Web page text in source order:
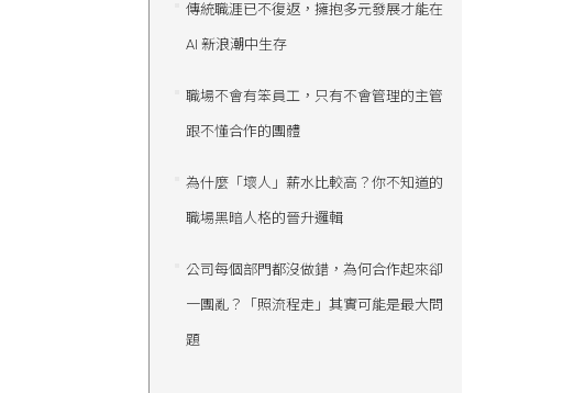
傳統職涯已不復返，擁抱多元發展才能在
AI 新浪潮中生存
職場不會有笨員工，只有不會管理的主管
跟不懂合作的團體
為什麼「壞人」薪水比較高？你不知道的
職場黑暗人格的晉升邏輯
公司每個部門都沒做錯，為何合作起來卻
一團亂？「照流程走」其實可能是最大問
題